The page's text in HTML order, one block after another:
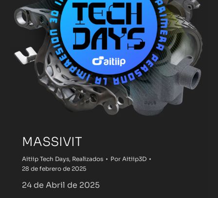
MASSIVIT
Aitiip Tech Days, Realizados Por Aitiip3D
28 de febrero de 2025
24 de Abril de 2025